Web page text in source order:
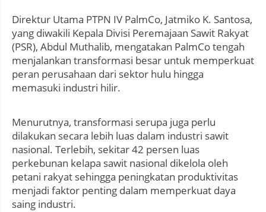
Direktur Utama PTPN IV PalmCo, Jatmiko K. Santosa,
yang diwakili Kepala Divisi Peremajaan Sawit Rakyat
(PSR), Abdul Muthalib, mengatakan PalmCo tengah
menjalankan transformasi besar untuk memperkuat
peran perusahaan dari sektor hulu hingga
memasuki industri hilir.
Menurutnya, transformasi serupa juga perlu
dilakukan secara lebih luas dalam industri sawit
nasional. Terlebih, sekitar 42 persen luas
perkebunan kelapa sawit nasional dikelola oleh
petani rakyat sehingga peningkatan produktivitas
menjadi faktor penting dalam memperkuat daya
saing industri.